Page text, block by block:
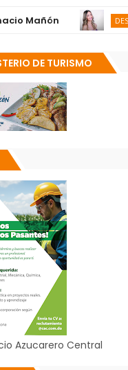
DESTACADAS
DE TURISMO
Azucarero Central